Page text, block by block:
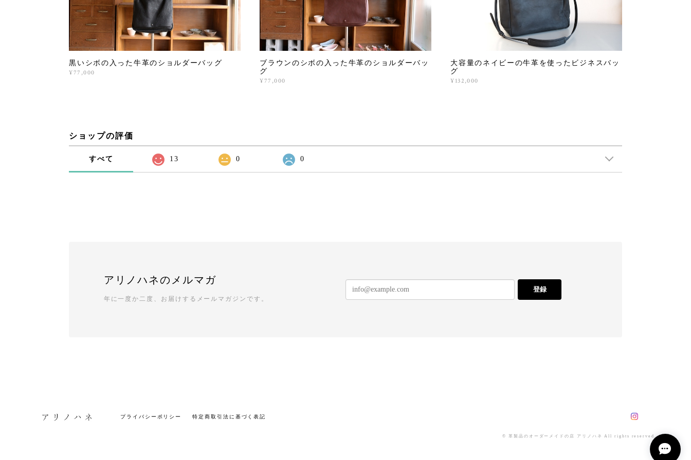
黒いシボの入った牛革のショルダーバッグ
¥77,000
ブラウンのシボの入った牛革のショルダーバッ
グ
¥77,000
大容量のネイビーの牛革を使ったビジネスバッ
グ
¥132,000
ショップの評価
すべて 13 0 0
アリノハネのメルマガ
年に一度か二度、お届けするメールマガジンです。
登録
プライバシーポリシー 特定商取引法に基づく表記
© 革製品のオーダーメイドの店 アリノハネ All rights reserved.